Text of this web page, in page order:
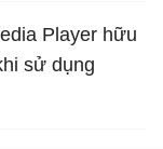
Player hữu
sử dụng